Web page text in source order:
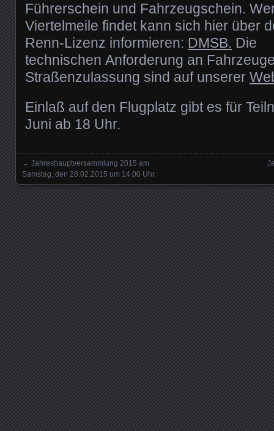
Führerschein und Fahrzeugschein.
Viertelmeile findet kann sich hier über
Renn-Lizenz informieren: DMSB. Die
technischen Anforderung an
Straßenzulassung sind auf unserer
Einlaß auf den Flugplatz gibt es für
Juni ab 18 Uhr.
Posts navigation
← Jahreshauptversammlung 2015 am
Samstag, den 28.02.2015 um 14.00 Uhr